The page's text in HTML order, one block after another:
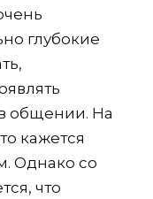
глубокие
общении. На
кажется
Однако со
что